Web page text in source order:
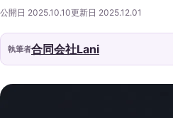
公開日 2025.10.10更新日 2025.12.01
執筆者合同会社Lani